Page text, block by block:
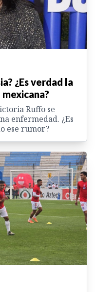
¿Es verdad la
Ruffo se
enfermedad. ¿Es
ese rumor?